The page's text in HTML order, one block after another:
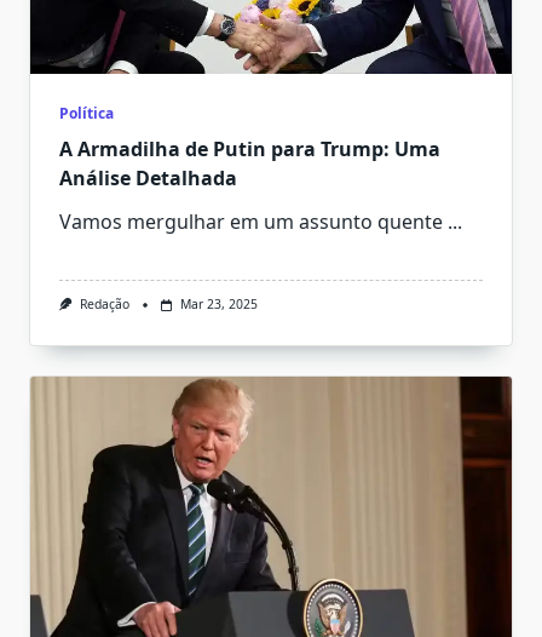
Política
A Armadilha de Putin para Trump: Uma
Análise Detalhada
Vamos mergulhar em um assunto quente ...
Redação Mar 23, 2025